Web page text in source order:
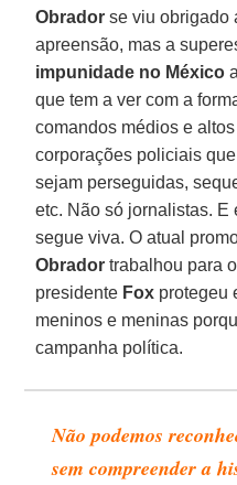
Obrador se viu obrigado
apreensão, mas a
impunidade no México
que tem a ver com a
comandos médios e
corporações policiais
sejam perseguidas,
etc. Não só jornalistas. E
segue viva. O atual
Obrador trabalhou para
presidente Fox protegeu
meninos e meninas
campanha política.
Não podemos
sem compreender a